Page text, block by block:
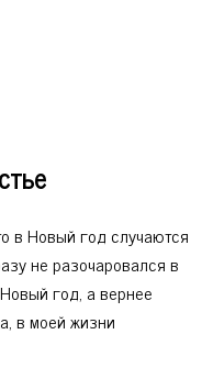
в Новый год случаются
не разочаровался в
год, а вернее
в моей жизни